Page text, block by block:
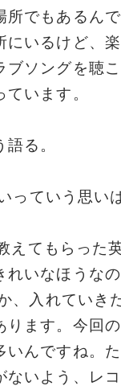
所でもあるんで
にいるけど、楽
ソングを聴こ
います。
る。
っていう思い
えてもらった
れいなほうなの
、入れていき
ります。今回の
いんですね。た
ないよう、レコ